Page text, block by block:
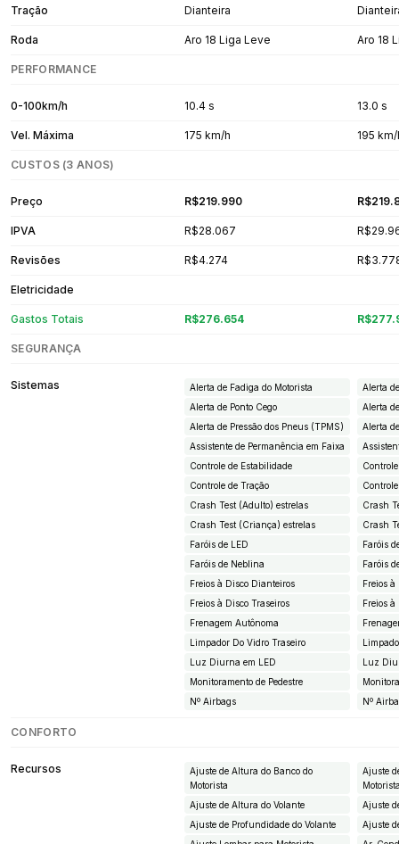
Tração Dianteira
Roda Aro 18 Liga Leve Aro 18
PERFORMANCE
0-100km/h 10.4 s 13.0 s
Vel. Máxima 175 km/h 195
CUSTOS (3 ANOS)
Preço R$219.990
IPVA R$28.067
Revisões R$4.274
Eletricidade
Gastos Totais R$276.654
SEGURANÇA
Sistemas
Alerta de Fadiga do Motorista
Alerta de Ponto Cego
Alerta de Pressão dos Pneus (TPMS)
Assistente de Permanência em Faixa
Controle de Estabilidade
Controle de Tração
Crash Test (Adulto) estrelas
Crash Test (Criança) estrelas
Faróis de LED
Faróis de Neblina
Freios à Disco Dianteiros
Freios à Disco Traseiros
Frenagem Autônoma
Limpador Do Vidro Traseiro
Luz Diurna em LED
Monitoramento de Pedestre
Nº Airbags
Alerta
Alerta
Alerta
Crash
Crash
Faróis
Faróis
Freios
Freios
Luz
Nº
CONFORTO
Recursos
Ajuste de Altura do Banco do
Motorista
Ajuste de Altura do Volante
Ajuste de Profundidade do Volante
Ajuste
Ajuste
Ajuste